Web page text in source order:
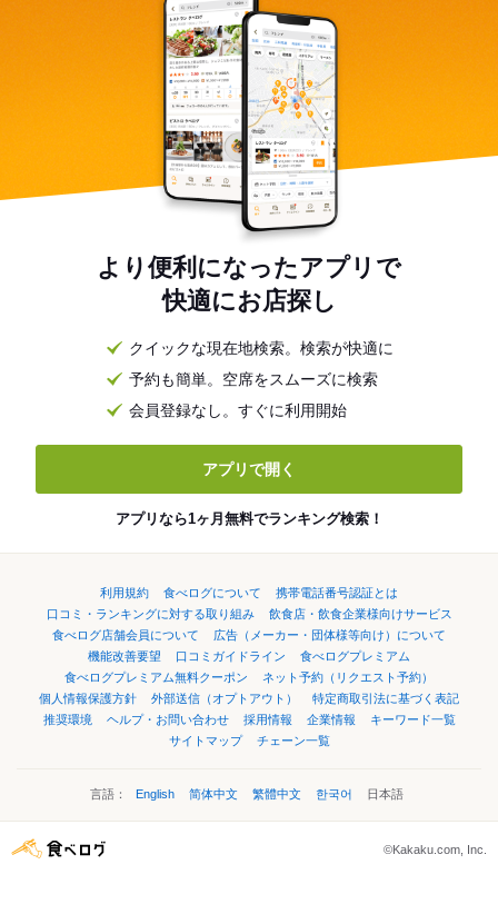
より便利になったアプリで
快適にお店探し
クイックな現在地検索。検索が快適に
予約も簡単。空席をスムーズに検索
会員登録なし。すぐに利用開始
アプリで開く
アプリなら1ヶ月無料でランキング検索！
利用規約 食べログについて
携帯電話番号認証とは
口コミ・ランキングに対する取り組み
飲食店・飲食企業様向けサービス
食べログ店舗会員について
広告（メーカー・団体様等向け）について
機能改善要望
口コミガイドライン
食べログプレミアム
食べログプレミアム無料クーポン
ネット予約（リクエスト予約）
個人情報保護方針
外部送信（オプトアウト）
特定商取引法に基づく表記
推奨環境
ヘルプ・お問い合わせ 採用情報 企業情報
キーワード一覧
サイトマップ
チェーン一覧
言語： English 简体中文 繁體中文 한국어 日本語
©Kakaku.com, Inc.